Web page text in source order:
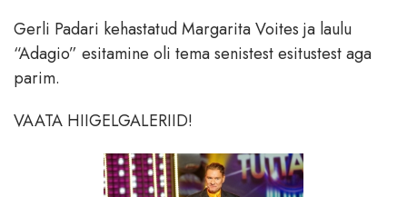
Gerli Padari kehastatud Margarita Voites ja laulu
“Adagio” esitamine oli tema senistest esitustest aga
parim.
VAATA HIIGELGALERIID!